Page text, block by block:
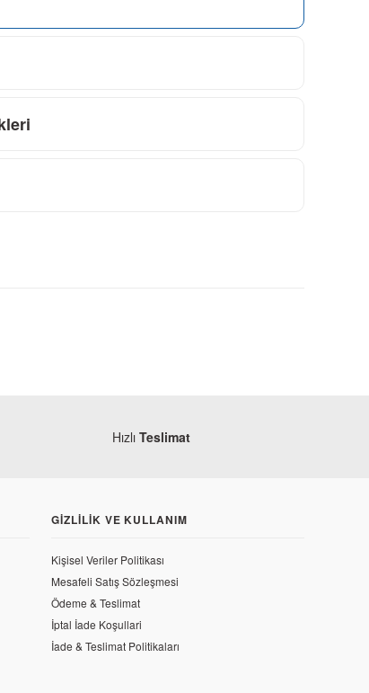
Hızlı Teslimat
GIZLILIK VE KULLANIM
Kişisel Veriler Politikası
Mesafeli Satış Sözleşmesi
Ödeme & Teslimat
İptal İade Koşullari
İade & Teslimat Politikaları